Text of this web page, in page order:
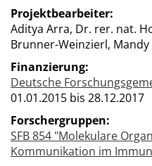
Projektbearbeiter:
Aditya Arra, Dr. rer. nat.
Brunner-Weinzierl, Mandy
Finanzierung:
Deutsche
01.01.2015 bis 28.12.2017
Forschergruppen:
SFB 854 "Molekulare
Kommunikation im